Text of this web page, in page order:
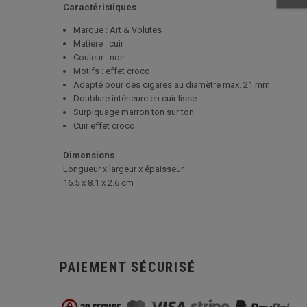
Caractéristiques
Marque : Art & Volutes
Matière : cuir
Couleur : noir
Motifs : effet croco
Adapté pour des cigares au diamètre max. 21 mm
Doublure intérieure en cuir lisse
Surpiquage marron ton sur ton
Cuir effet croco
Dimensions
Longueur x largeur x épaisseur
16.5 x 8.1 x 2.6 cm
PAIEMENT SÉCURISÉ